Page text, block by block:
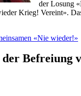
der Losung
Krieg! Vereint».
«Nie wieder!»
der Befreiung